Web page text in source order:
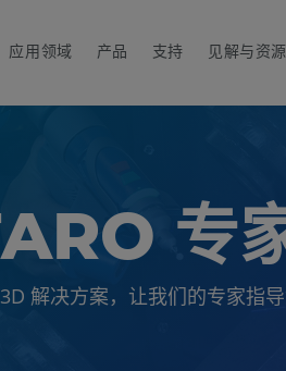
应用领域 产品 支持 见解与资源
专
解决方案，让我们的专家指